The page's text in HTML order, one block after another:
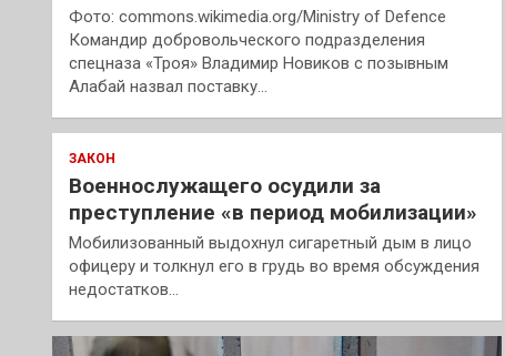
Фото: commons.wikimedia.org/Ministry of Defence
Командир добровольческого подразделения
спецназа «Троя» Владимир Новиков с позывным
Алабай назвал поставку…
ЗАКОН
Военнослужащего осудили за
преступление «в период мобилизации»
Мобилизованный выдохнул сигаретный дым в лицо
офицеру и толкнул его в грудь во время обсуждения
недостатков…